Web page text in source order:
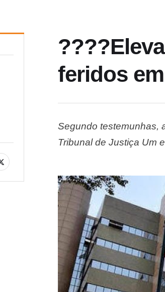
feridos
Segundo testemunhas,
Tribunal de Justiça Um
O tribunal ainda …